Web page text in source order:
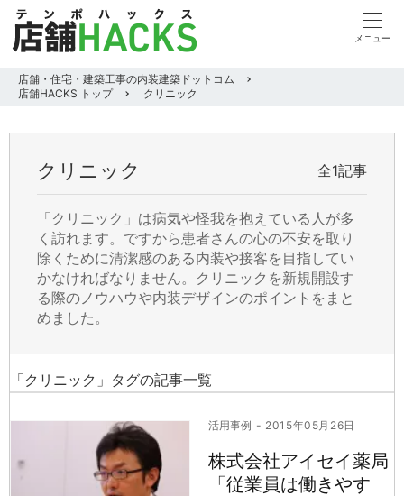
店舗・住宅・建築工事の内装建築ドットコム
店舗HACKS トップ
クリニック
クリニック 全1記事
「クリニック」は病気や怪我を抱えている人が多
く訪れます。ですから患者さんの心の不安を取り
除くために清潔感のある内装や接客を目指してい
かなければなりません。クリニックを新規開設す
る際のノウハウや内装デザインのポイントをまと
めました。
「クリニック」タグの記事一覧
活用事例 - 2015年05月26日
株式会社アイセイ薬局
「従業員は働きやす